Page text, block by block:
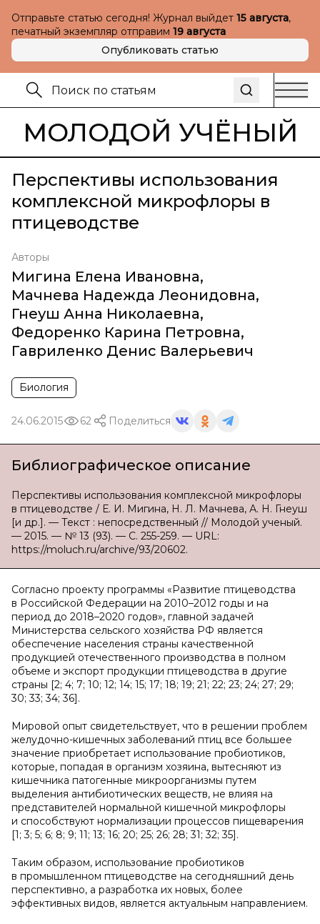
Отправьте статью сегодня! Журнал выйдет 15 августа,
печатный экземпляр отправим 19 августа
Опубликовать статью
МОЛОДОЙ УЧЁНЫЙ
Перспективы использования
комплексной микрофлоры в
птицеводстве
Авторы
Мигина Елена Ивановна,
Мачнева Надежда Леонидовна,
Гнеуш Анна Николаевна,
Федоренко Карина Петровна,
Гавриленко Денис Валерьевич
Биология
24.06.2015 62 Поделиться
Библиографическое описание
Перспективы использования комплексной микрофлоры
в птицеводстве / Е. И. Мигина, Н. Л. Мачнева, А. Н. Гнеуш
[и др.]. — Текст : непосредственный // Молодой ученый.
— 2015. — № 13 (93). — С. 255-259. — URL:
https://moluch.ru/archive/93/20602.
Согласно проекту программы «Развитие птицеводства
в Российской Федерации на 2010–2012 годы и на
период до 2018–2020 годов», главной задачей
Министерства сельского хозяйства РФ является
обеспечение населения страны качественной
продукцией отечественного производства в полном
объеме и экспорт продукции птицеводства в другие
страны [2; 4; 7; 10; 12; 14; 15; 17; 18; 19; 21; 22; 23; 24; 27; 29;
30; 33; 34; 36].
Мировой опыт свидетельствует, что в решении проблем
желудочно-кишечных заболеваний птиц все большее
значение приобретает использование пробиотиков,
которые, попадая в организм хозяина, вытесняют из
кишечника патогенные микроорганизмы путем
выделения антибиотических веществ, не влияя на
представителей нормальной кишечной микрофлоры
и способствуют нормализации процессов пищеварения
[1; 3; 5; 6; 8; 9; 11; 13; 16; 20; 25; 26; 28; 31; 32; 35].
Таким образом, использование пробиотиков
в промышленном птицеводстве на сегодняшний день
перспективно, а разработка их новых, более
эффективных видов, является актуальным направлением.